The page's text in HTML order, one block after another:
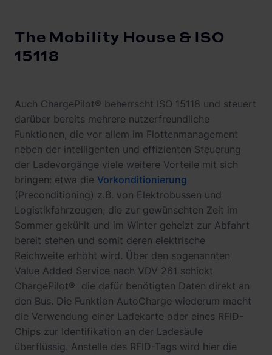
The Mobility House & ISO
15118
Auch ChargePilot® beherrscht ISO 15118 und steuert
darüber bereits mehrere nutzerfreundliche
Funktionen, die vor allem im Flottenmanagement
neben der intelligenten und effizienten Steuerung
der Ladevorgänge viele weitere Vorteile mit sich
bringen: etwa die Vorkonditionierung
(Preconditioning) z.B. von Elektrobussen und
Logistikfahrzeugen, die zur gewünschten Zeit im
Sommer gekühlt und im Winter geheizt zur Abfahrt
bereit stehen und somit deren elektrische
Reichweite erhöht wird. Über den sogenannten
Value Added Service nach VDV 261 schickt
ChargePilot® die dafür benötigten Daten direkt an
den Bus. Die Funktion AutoCharge wiederum macht
die Verwendung einer Ladekarte oder eines RFID-
Chips zur Identifikation an der Ladesäule
überflüssig. Anstelle des RFID-Tags wird hier die